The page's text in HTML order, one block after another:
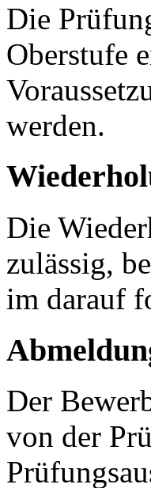
Die
Oberstufe
werden.
Die
zulässig,
im darauf
Der
von der